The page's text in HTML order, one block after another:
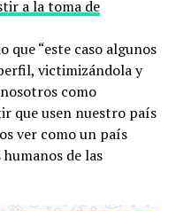
a la toma de
que “este caso algunos
victimizándola y
como
que usen nuestro país
ver como un país
de las